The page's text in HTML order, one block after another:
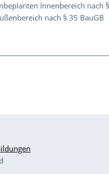
Innenbereich nach
nach § 35 BauGB